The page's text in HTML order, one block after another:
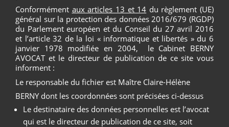
Conformément aux articles 13 et 14 du règlement (UE)
général sur la protection des données 2016/679 (RGDP)
du Parlement européen et du Conseil du 27 avril 2016
et l’article 32 de la loi « informatique et libertés » du 6
janvier 1978 modifiée en 2004, le Cabinet BERNY
AVOCAT et le directeur de publication de ce site vous
informent :
Le responsable du fichier est Maître Claire-Hélène
BERNY dont les coordonnées sont précisées ci-dessus
Le destinataire des données personnelles est l’avocat
qui est le directeur de publication de ce site, soit